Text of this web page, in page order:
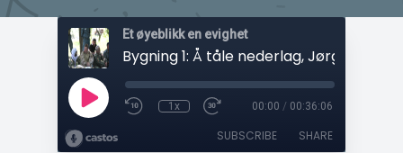
Et øyeblikk en evighet
Bygning 1: Å tåle nederlag, Jørgen
1x 00:00 / 00:36:06
SUBSCRIBE SHARE